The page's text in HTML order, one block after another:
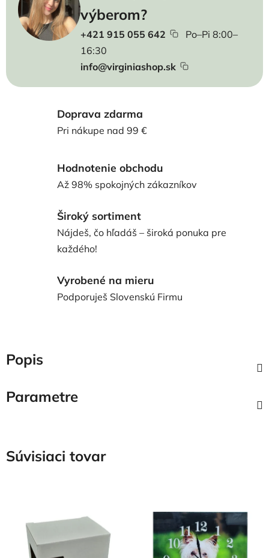
výberom?
+421 915 055 642
Po–Pi 8:00–
16:30
info@virginiashop.sk
Doprava zdarma
Pri nákupe nad 99 €
Hodnotenie obchodu
Až 98% spokojných zákazníkov
Široký sortiment
Nájdeš, čo hľadáš – široká ponuka pre
každého!
Vyrobené na mieru
Podporuješ Slovenskú Firmu
Popis
Parametre
Súvisiaci tovar